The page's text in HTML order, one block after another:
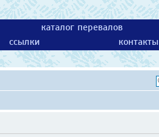
каталог перевалов
ссылки контакты